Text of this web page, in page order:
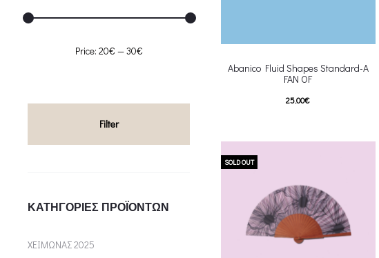
Abanico Fluid Shapes Standard-A
FAN OF
25.00€
multiple variants. The options may be
chosen on the product page
SOLD OUT
Min
Max
Filter
Price: 20€ —30€
ΚΑΤΗΓΟΡΊΕΣ ΠΡΟΪΌΝΤΩΝ
ΧΕΙΜΩΝΑΣ 2025